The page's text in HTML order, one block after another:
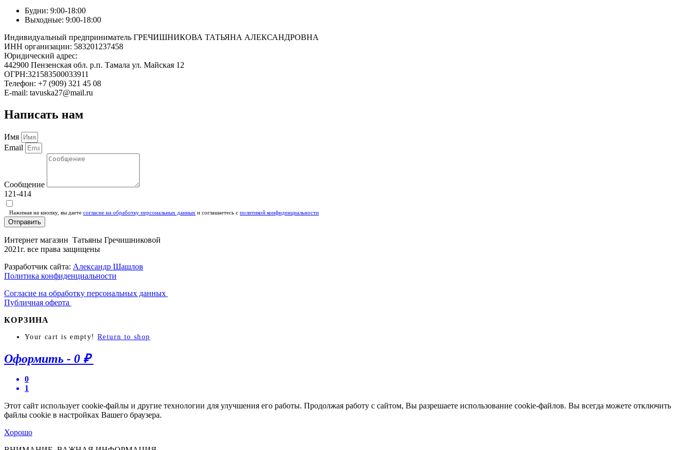
Будни: 9:00-18:00
Выходные: 9:00-18:00
Индивидуальный предприниматель ГРЕЧИШНИКОВА ТАТЬЯНА АЛЕКСАНДРОВНА
ИНН организации: 583201237458
Юридический адрес:
442900 Пензенская обл. р.п. Тамала ул. Майская 12
ОГРН:321583500033911
Телефон: +7 (909) 321 45 08
E-mail: tavuska27@mail.ru
Написать нам
Имя
Email
Сообщение
121-414
Нажимая на кнопку, вы даете согласие на обработку персональных данных и соглашаетесь c политикой конфиденциальности
Отправить
Интернет магазин Татьяны Гречишниковой
2021г. все права защищены
Разработчик сайта: Александр Шашлов
Политика конфиденциальности
Согласие на обработку персональных данных
Публичная оферта
КОРЗИНА
Your cart is empty! Return to shop
Оформить - 0 ₽
0
1
Этот сайт использует cookie-файлы и другие технологии для улучшения его работы. Продолжая работу с сайтом, Вы разрешаете использование cookie-файлов. Вы всегда можете отключить
файлы cookie в настройках Вашего браузера.
Хорошо